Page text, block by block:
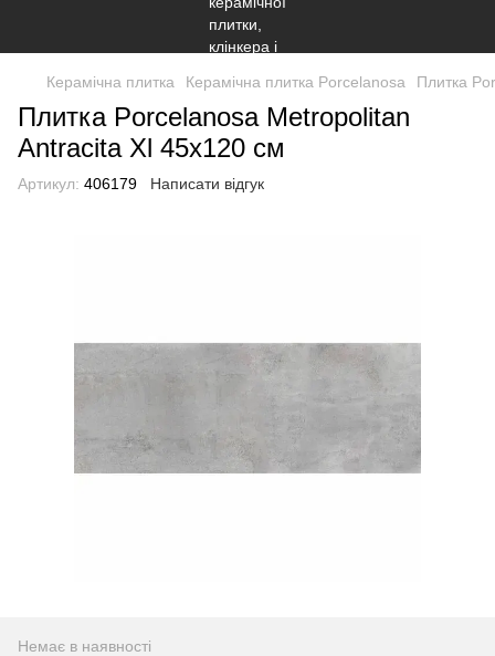
Керамічна плитка Керамічна плитка Porcelanosa Плитка
Плитка Porcelanosa Metropolitan
Antracita Xl 45x120 см
Артикул: 406179 Написати відгук
Немає в наявності